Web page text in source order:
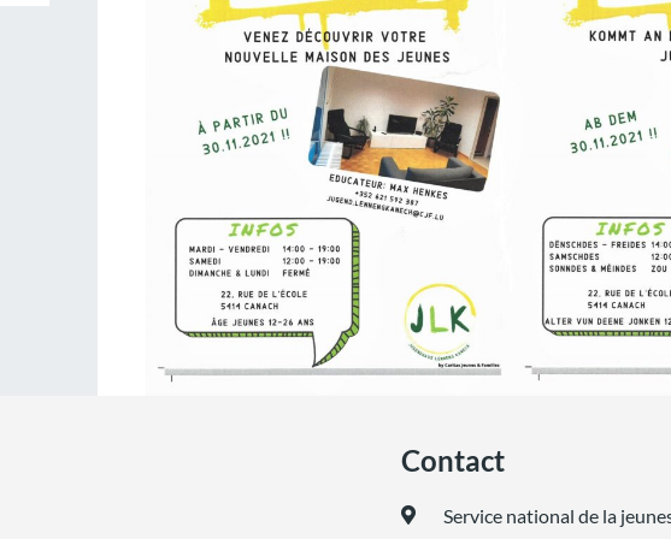
Contact
Service national de la